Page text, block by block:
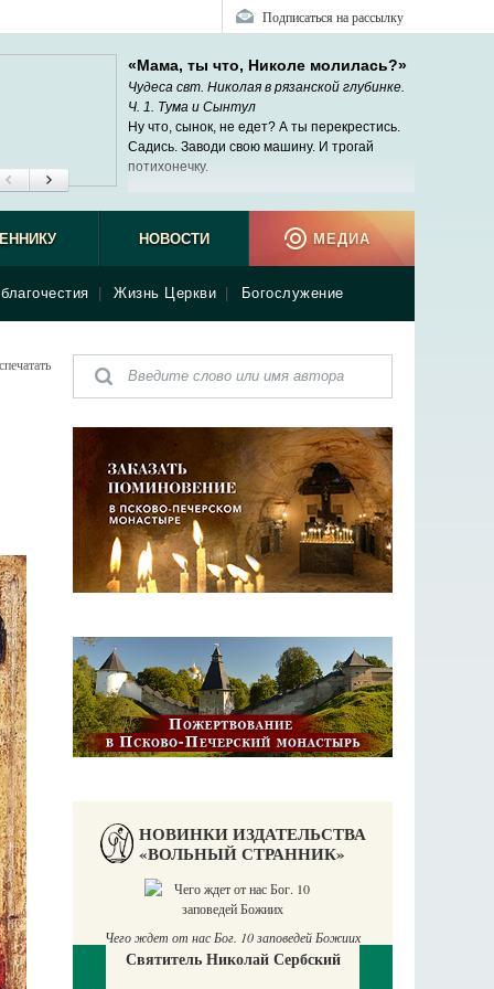
Подписаться на рассылку
«Мама, ты что, Николе молилась?»
Чудеса свт. Николая в рязанской глубинке.
Ч. 1. Тума и Сынтул
Ну что, сынок, не едет? А ты перекрестись.
Садись. Заводи свою машину. И трогай
потихонечку.
Жизнь Церкви Богослужение
НОВОСТИ МЕДИА
НОВИНКИ ИЗДАТЕЛЬСТВА
«ВОЛЬНЫЙ СТРАННИК»
Чего ждет от нас Бог. 10 заповедей Божиих
Святитель Николай Сербский